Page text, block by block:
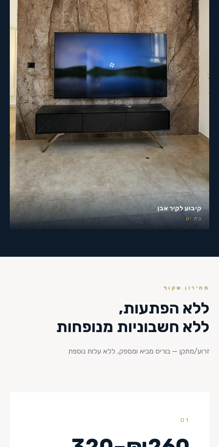
קיבוע לקיר אבן
בת ים
מחירון שקוף
ללא הפתעות,
ללא חשבוניות מנופחות
זרוע/מתקן — בוריס מביא ומספק, ללא עלות נוספת
01